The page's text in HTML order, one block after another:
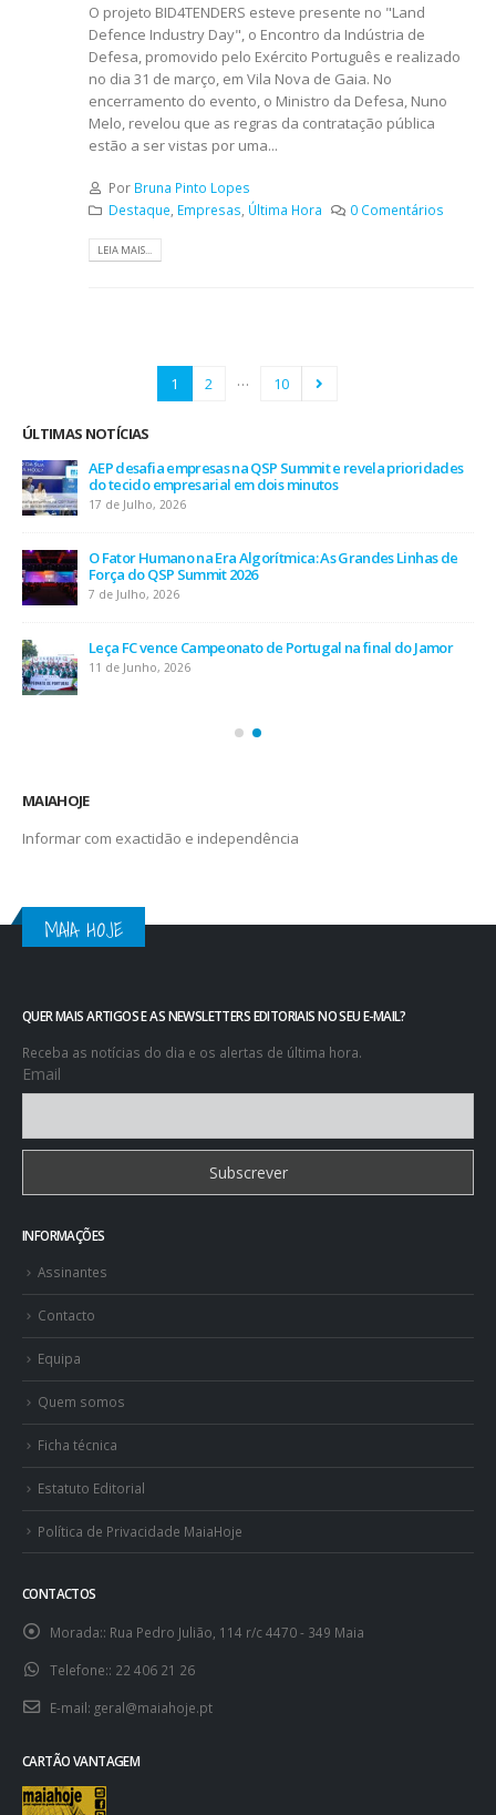
O projeto BID4TENDERS esteve presente no "Land
Defence Industry Day", o Encontro da Indústria de
Defesa, promovido pelo Exército Português e realizado
no dia 31 de março, em Vila Nova de Gaia. No
encerramento do evento, o Ministro da Defesa, Nuno
Melo, revelou que as regras da contratação pública
estão a ser vistas por uma...
Por Bruna Pinto Lopes
Destaque Empresas Última Hora 0 Comentários
LEIA MAIS...
1 2 … 10
ÚLTIMAS NOTÍCIAS
AEP desafia empresas na QSP Summit e revela prioridades
do tecido empresarial em dois minutos
17 de Julho, 2026
O Fator Humano na Era Algorítmica: As Grandes Linhas de
Força do QSP Summit 2026
7 de Julho, 2026
Leça FC vence Campeonato de Portugal na final do Jamor
11 de Junho, 2026
MAIAHOJE
Informar com exactidão e independência
MAIA HOJE
QUER MAIS ARTIGOS E AS NEWSLETTERS EDITORIAIS NO SEU E-MAIL?
Receba as notícias do dia e os alertas de última hora.
Email
INFORMAÇÕES
Assinantes
Contacto
Equipa
Quem somos
Ficha técnica
Estatuto Editorial
Política de Privacidade MaiaHoje
CONTACTOS
Morada:: Rua Pedro Julião, 114 r/c 4470 - 349 Maia
Telefone:: 22 406 21 26
E-mail: geral@maiahoje.pt
CARTÃO VANTAGEM